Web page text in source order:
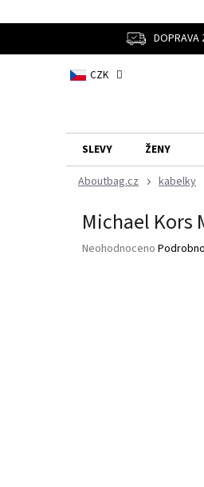
na
CZK
DOPRAVA
SLEVY ŽENY
kabelky
Michael Kors
Průměrné
Neohodnoceno